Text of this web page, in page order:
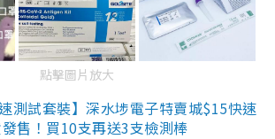
點擊圖片放大
測試套裝】深水埗電子特賣城$15快速
售！買10支再送3支檢測棒